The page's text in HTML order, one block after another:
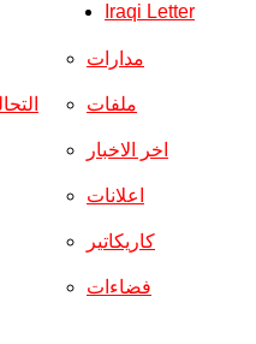
مدارات
ملفات
اخر الاخبار
اعلانات
كاريكاتير
فضاءات
Iraqi Letter